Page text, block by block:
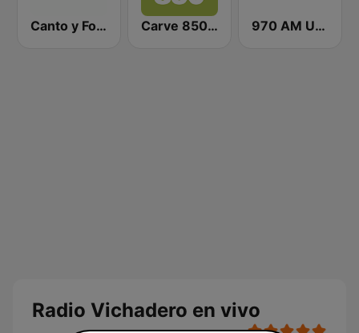
Canto y Fogón Radio Carve 850 AM 970 AM Universal
Radio Vichadero en vivo